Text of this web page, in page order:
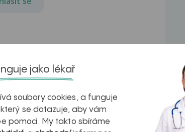
jako lékař
soubory cookies, a funguje
se dotazuje, aby vám
pomoci. My takto sbíráme